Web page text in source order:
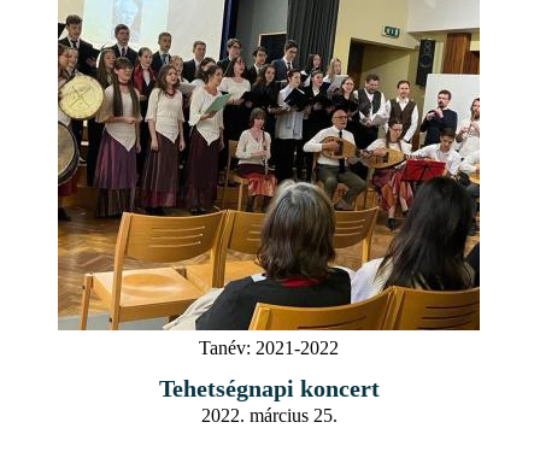
Tanév: 2021-2022
Tehetségnapi koncert
2022. március 25.